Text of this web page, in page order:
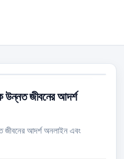
জীবনের আদর্শ
আদর্শ অনলাইন এবং